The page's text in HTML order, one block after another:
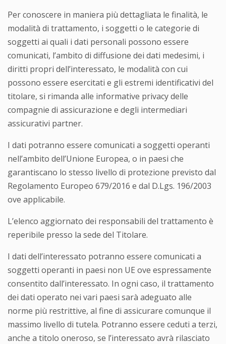
Per conoscere in maniera più dettagliata le finalità, le
modalità di trattamento, i soggetti o le categorie di
soggetti ai quali i dati personali possono essere
comunicati, l’ambito di diffusione dei dati medesimi, i
diritti propri dell’interessato, le modalità con cui
possono essere esercitati e gli estremi identificativi del
titolare, si rimanda alle informative privacy delle
compagnie di assicurazione e degli intermediari
assicurativi partner.
I dati potranno essere comunicati a soggetti operanti
nell’ambito dell’Unione Europea, o in paesi che
garantiscano lo stesso livello di protezione previsto dal
Regolamento Europeo 679/2016 e dal D.Lgs. 196/2003
ove applicabile.
L’elenco aggiornato dei responsabili del trattamento è
reperibile presso la sede del Titolare.
I dati dell’interessato potranno essere comunicati a
soggetti operanti in paesi non UE ove espressamente
consentito dall’interessato. In ogni caso, il trattamento
dei dati operato nei vari paesi sarà adeguato alle
norme più restrittive, al fine di assicurare comunque il
massimo livello di tutela. Potranno essere ceduti a terzi,
anche a titolo oneroso, se l’interessato avrà rilasciato